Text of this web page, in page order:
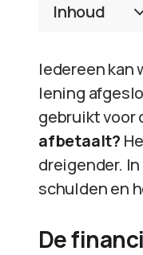
Inhoud
Iedereen kan
lening
gebruikt voor
afbetaalt?
dreigender.
schulden en
De